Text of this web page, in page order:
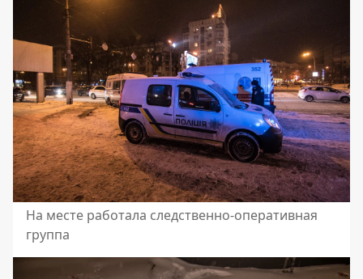
На месте работала следственно-оперативная
группа